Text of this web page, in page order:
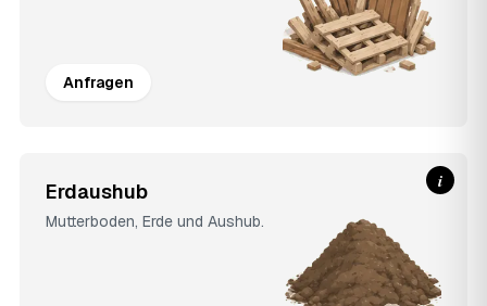
Anfragen
Erdaushub
Mutterboden, Erde und Aushub.
i